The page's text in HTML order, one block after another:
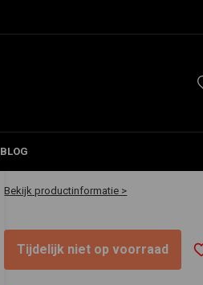
BLOG
€69,95
Bekijk productinformatie >
Tijdelijk niet op voorraad